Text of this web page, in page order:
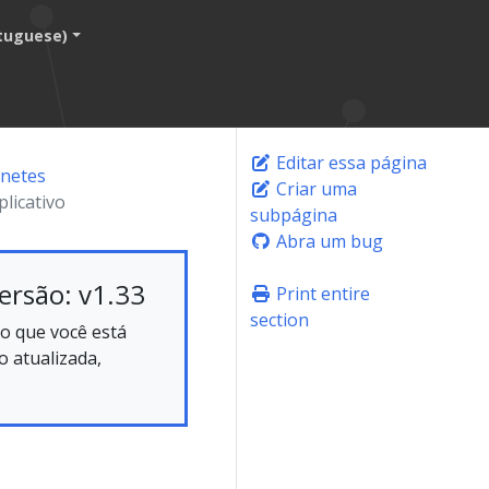
v1.33
que você está
atualizada,
Editar essa página
Criar uma
subpágina
Abra um bug
Print entire
section